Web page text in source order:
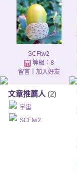
SCFtw2
等級：8
留言｜ 加入好友
文章推薦人 (2)
宇宙
SCFtw2